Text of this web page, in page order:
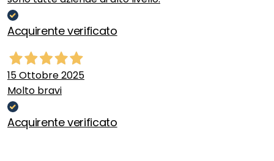
Acquirente verificato
15 Ottobre 2025
Molto bravi
Acquirente verificato